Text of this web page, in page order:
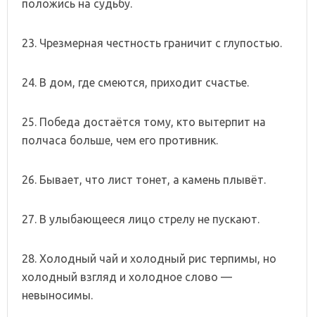
положись на судьбу.
23. Чрезмерная честность граничит с глупостью.
24. В дом, где смеются, приходит счастье.
25. Победа достаётся тому, кто вытерпит на
полчаса больше, чем его противник.
26. Бывает, что лист тонет, а камень плывёт.
27. В улыбающееся лицо стрелу не пускают.
28. Холодный чай и холодный рис терпимы, но
холодный взгляд и холодное слово —
невыносимы.